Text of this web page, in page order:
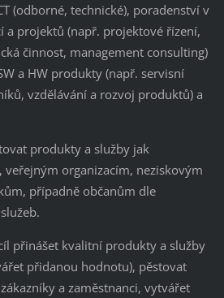
(odborné, technické), poradenství v
a projektů (např. projektové řízení,
činnost, management consulting)
a HW produkty (např. servisní
vzdělávání a rozvoj produktů) a
produkty a služby jak
organizacím, neziskovým
případně občanům dle
přinášet kvalitní produkty a služby
přidanou hodnotu), pěstovat
a zaměstnanci, vytvářet